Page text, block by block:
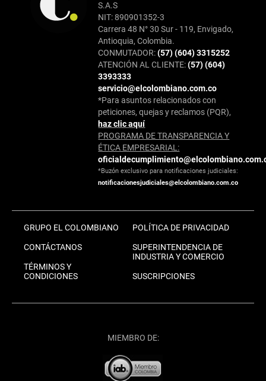
S.A.S
NIT: 890901352-3
Carrera 48 N° 30 Sur - 119, Envigado,
Antioquia, Colombia.
CONMUTADOR:(57) (604) 3315252
ATENCIÓN AL CLIENTE:(57) (604)
3393333
servicio@elcolombiano.com.co
*Para asuntos relacionados con
peticiones, quejas y reclamos (PQR),
haz clic aquí
PROGRAMA DE TRANSPARENCIA Y
ÉTICA EMPRESARIAL:
*Buzón exclusivo para notificaciones judiciales:
notificacionesjudiciales@elcolombiano.com.co
GRUPO EL COLOMBIANO
CONTÁCTANOS
TÉRMINOS Y
CONDICIONES
POLÍTICA DE PRIVACIDAD
SUPERINTENDENCIA DE
INDUSTRIA Y COMERCIO
SUSCRIPCIONES
MIEMBRO DE: